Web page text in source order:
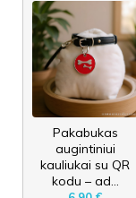
Pakabukas
augintiniui
kauliukai su QR
kodu – ad...